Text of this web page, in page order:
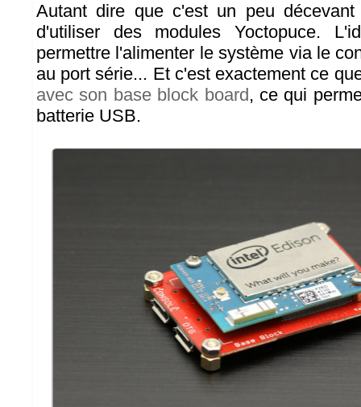
Autant dire que c'est un peu
d'utiliser des modules Yoctopuce.
permettre l'alimenter le système via le
au port série... Et c'est exactement ce
avec son base block board, ce qui
batterie USB.